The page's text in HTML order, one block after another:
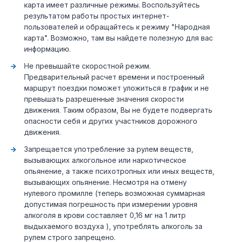
карта имеет различные режимы. Воспользуйтесь
результатом работы простых интернет-
пользователей и обращайтесь к режиму "Народная
карта". Возможно, там вы найдете полезную для вас
информацию.
Не превышайте скоростной режим.
Предварительный расчет времени и построенный
маршрут поездки поможет уложиться в график и не
превышать разрешенные значения скорости
движения. Таким образом, Вы не будете подвергать
опасности себя и других участников дорожного
движения.
Запрещается употребление за рулем веществ,
вызывающих алкогольное или наркотическое
опьянение, а также психотропных или иных веществ,
вызывающих опьянение. Несмотря на отмену
нулевого промилле (теперь возможная суммарная
допустимая погрешность при измерении уровня
алкоголя в крови составляет 0,16 мг на 1 литр
выдыхаемого воздуха ), употреблять алкоголь за
рулем строго запрещено.